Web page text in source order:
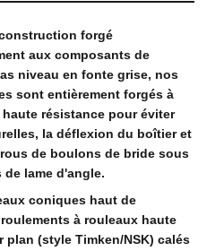
forgé
aux composants de
niveau en fonte grise, nos
sont entièrement forgés à
résistance pour éviter
la déflexion du boîtier et
de boulons de bride sous
lame d'angle.
coniques haut de
à rouleaux haute
plan (style Timken/NSK) calés